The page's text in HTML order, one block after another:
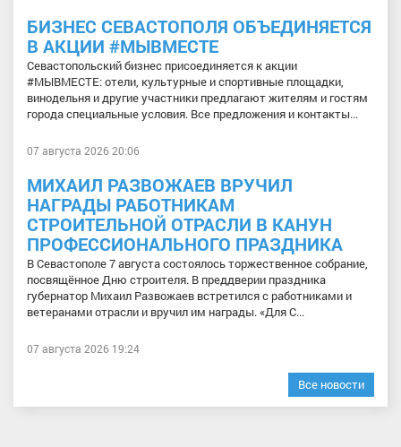
БИЗНЕС СЕВАСТОПОЛЯ ОБЪЕДИНЯЕТСЯ
В АКЦИИ #МЫВМЕСТЕ
Севастопольский бизнес присоединяется к акции
#МЫВМЕСТЕ: отели, культурные и спортивные площадки,
винодельня и другие участники предлагают жителям и гостям
города специальные условия. Все предложения и контакты...
07 августа 2026 20:06
МИХАИЛ РАЗВОЖАЕВ ВРУЧИЛ
НАГРАДЫ РАБОТНИКАМ
СТРОИТЕЛЬНОЙ ОТРАСЛИ В КАНУН
ПРОФЕССИОНАЛЬНОГО ПРАЗДНИКА
В Севастополе 7 августа состоялось торжественное собрание,
посвящённое Дню строителя. В преддверии праздника
губернатор Михаил Развожаев встретился с работниками и
ветеранами отрасли и вручил им награды. «Для С...
07 августа 2026 19:24
Все новости